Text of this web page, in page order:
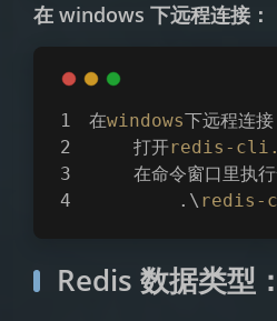
在 windows 下远程连接：
在windows下远程连接
    打开
redis-cli
在命令窗口里执行
        .\
redis-
Redis 数据类型：